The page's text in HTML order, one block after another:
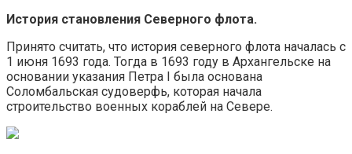
История становления Северного флота.
Принято считать, что история северного флота началась с
1 июня 1693 года. Тогда в 1693 году в Архангельске на
основании указания Петра I была основана
Соломбальская судоверфь, которая начала
строительство военных кораблей на Севере.